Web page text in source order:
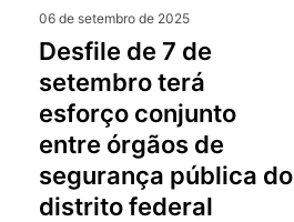
06 de setembro de 2025
desfile de 7 de
setembro terá
esforço conjunto
entre órgãos de
segurança pública do
distrito federal